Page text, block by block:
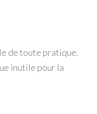
de toute pratique.
inutile pour la